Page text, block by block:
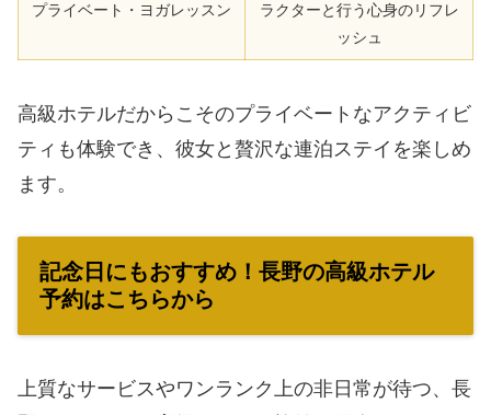
プライベート・ヨガレッスン
ラクターと行う心身のリフレ
ッシュ
高級ホテルだからこそのプライベートなアクティビ
ティも体験でき、彼女と贅沢な連泊ステイを楽しめ
ます。
記念日にもおすすめ！長野の高級ホテル
予約はこちらから
上質なサービスやワンランク上の非日常が待つ、長